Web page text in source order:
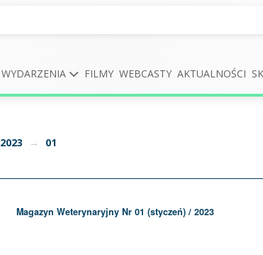
WYDARZENIA FILMY WEBCASTY AKTUALNOŚCI
2023 → 01
Magazyn Weterynaryjny Nr 01 (styczeń) / 2023